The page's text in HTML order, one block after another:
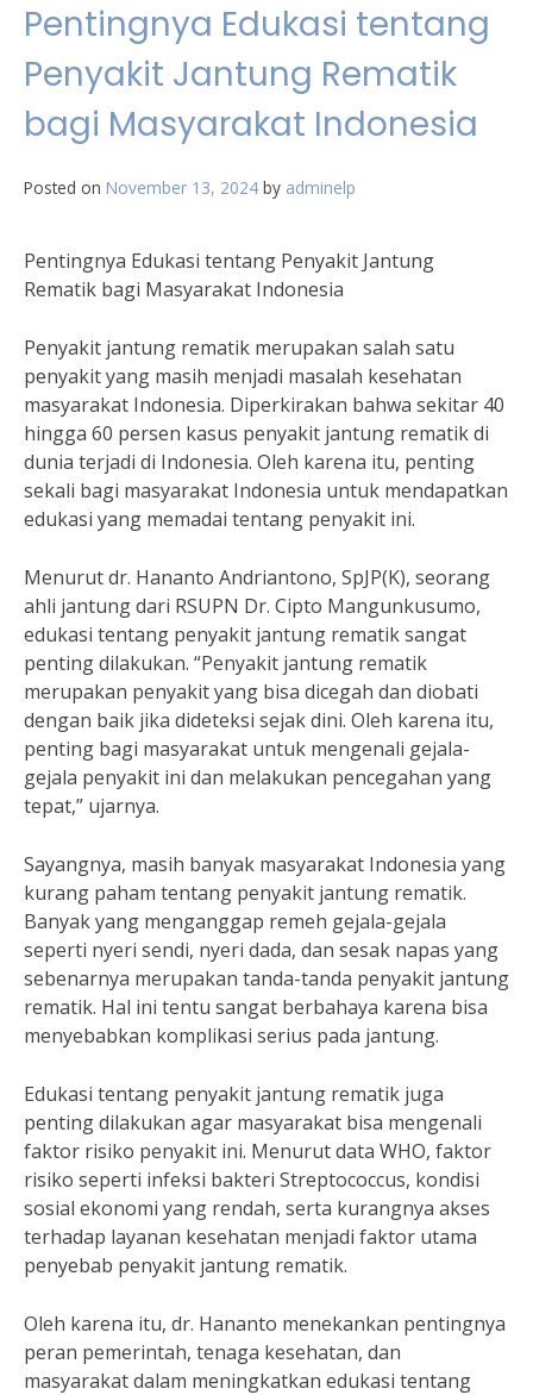
Pentingnya Edukasi tentang
Penyakit Jantung Rematik
bagi Masyarakat Indonesia
Posted on November 13, 2024 by adminelp
Pentingnya Edukasi tentang Penyakit Jantung
Rematik bagi Masyarakat Indonesia
Penyakit jantung rematik merupakan salah satu
penyakit yang masih menjadi masalah kesehatan
masyarakat Indonesia. Diperkirakan bahwa sekitar 40
hingga 60 persen kasus penyakit jantung rematik di
dunia terjadi di Indonesia. Oleh karena itu, penting
sekali bagi masyarakat Indonesia untuk mendapatkan
edukasi yang memadai tentang penyakit ini.
Menurut dr. Hananto Andriantono, SpJP(K), seorang
ahli jantung dari RSUPN Dr. Cipto Mangunkusumo,
edukasi tentang penyakit jantung rematik sangat
penting dilakukan. “Penyakit jantung rematik
merupakan penyakit yang bisa dicegah dan diobati
dengan baik jika dideteksi sejak dini. Oleh karena itu,
penting bagi masyarakat untuk mengenali gejala-
gejala penyakit ini dan melakukan pencegahan yang
tepat,” ujarnya.
Sayangnya, masih banyak masyarakat Indonesia yang
kurang paham tentang penyakit jantung rematik.
Banyak yang menganggap remeh gejala-gejala
seperti nyeri sendi, nyeri dada, dan sesak napas yang
sebenarnya merupakan tanda-tanda penyakit jantung
rematik. Hal ini tentu sangat berbahaya karena bisa
menyebabkan komplikasi serius pada jantung.
Edukasi tentang penyakit jantung rematik juga
penting dilakukan agar masyarakat bisa mengenali
faktor risiko penyakit ini. Menurut data WHO, faktor
risiko seperti infeksi bakteri Streptococcus, kondisi
sosial ekonomi yang rendah, serta kurangnya akses
terhadap layanan kesehatan menjadi faktor utama
penyebab penyakit jantung rematik.
Oleh karena itu, dr. Hananto menekankan pentingnya
peran pemerintah, tenaga kesehatan, dan
masyarakat dalam meningkatkan edukasi tentang